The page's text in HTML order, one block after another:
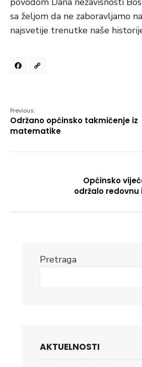
sa željom da ne zaboravljamo
najsvetije trenutke naše
Facebook
Previous:
Održano općinsko takmičenje iz
matematike
Općinsko
održalo
Pretraga
AKTUELNOSTI